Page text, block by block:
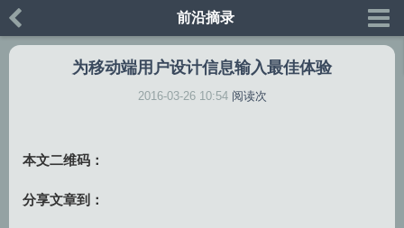
前沿摘录
为移动端用户设计信息输入最佳体验
2016-03-26 10:54 阅读次
本文二维码：
分享文章到：